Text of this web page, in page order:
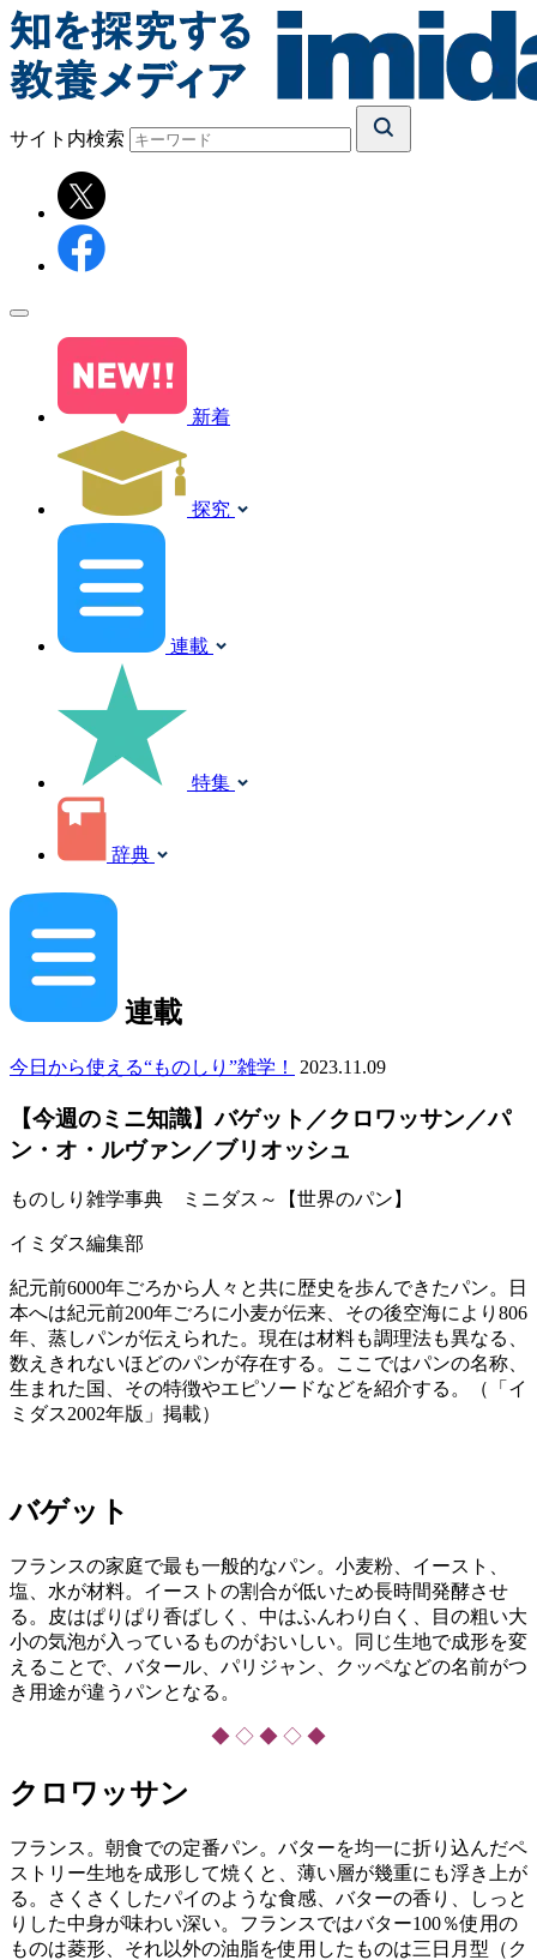
サイト内検索
新着
探究
連載
特集
辞典
連載
今日から使える“ものしり”雑学！ 2023.11.09
【今週のミニ知識】バゲット／クロワッサン／パ
ン・オ・ルヴァン／ブリオッシュ
ものしり雑学事典 ミニダス～【世界のパン】
イミダス編集部
紀元前6000年ごろから人々と共に歴史を歩んできたパン。日
本へは紀元前200年ごろに小麦が伝来、その後空海により806
年、蒸しパンが伝えられた。現在は材料も調理法も異なる、
数えきれないほどのパンが存在する。ここではパンの名称、
生まれた国、その特徴やエピソードなどを紹介する。（「イ
ミダス2002年版」掲載）
バゲット
フランスの家庭で最も一般的なパン。小麦粉、イースト、
塩、水が材料。イーストの割合が低いため長時間発酵させ
る。皮はぱりぱり香ばしく、中はふんわり白く、目の粗い大
小の気泡が入っているものがおいしい。同じ生地で成形を変
えることで、バタール、パリジャン、クッペなどの名前がつ
き用途が違うパンとなる。
◆ ◇ ◆ ◇ ◆
クロワッサン
フランス。朝食での定番パン。バターを均一に折り込んだペ
ストリー生地を成形して焼くと、薄い層が幾重にも浮き上が
る。さくさくしたパイのような食感、バターの香り、しっと
りした中身が味わい深い。フランスではバター100％使用の
ものは菱形、それ以外の油脂を使用したものは三日月型（ク